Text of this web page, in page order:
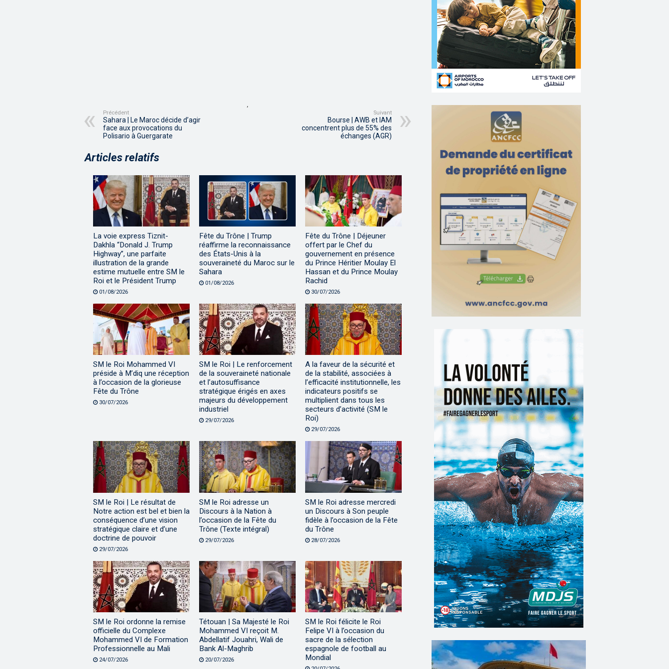
Précédent
Sahara | Le Maroc décide d’agir
face aux provocations du
Polisario à Guergarate
Suivant
Bourse | AWB et IAM
concentrent plus de 55% des
échanges (AGR)
Articles relatifs
La voie express Tiznit-
Dakhla “Donald J. Trump
Highway”, une parfaite
illustration de la grande
estime mutuelle entre SM le
Roi et le Président Trump
01/08/2026
Fête du Trône | Trump
réaffirme la reconnaissance
des États-Unis à la
souveraineté du Maroc sur le
Sahara
01/08/2026
Fête du Trône | Déjeuner
offert par le Chef du
gouvernement en présence
du Prince Héritier Moulay El
Hassan et du Prince Moulay
Rachid
30/07/2026
SM le Roi Mohammed VI
préside à M’diq une réception
à l’occasion de la glorieuse
Fête du Trône
30/07/2026
SM le Roi | Le renforcement
de la souveraineté nationale
et l’autosuffisance
stratégique érigés en axes
majeurs du développement
industriel
29/07/2026
A la faveur de la sécurité et
de la stabilité, associées à
l’efficacité institutionnelle, les
indicateurs positifs se
multiplient dans tous les
secteurs d’activité (SM le
Roi)
29/07/2026
SM le Roi | Le résultat de
Notre action est bel et bien la
conséquence d’une vision
stratégique claire et d’une
doctrine de pouvoir
29/07/2026
SM le Roi adresse un
Discours à la Nation à
l’occasion de la Fête du
Trône (Texte intégral)
29/07/2026
SM le Roi adresse mercredi
un Discours à Son peuple
fidèle à l’occasion de la Fête
du Trône
28/07/2026
SM le Roi ordonne la remise
officielle du Complexe
Mohammed VI de Formation
Professionnelle au Mali
24/07/2026
Tétouan | Sa Majesté le Roi
Mohammed VI reçoit M.
Abdellatif Jouahri, Wali de
Bank Al-Maghrib
20/07/2026
SM le Roi félicite le Roi
Felipe VI à l’occasion du
sacre de la sélection
espagnole de football au
Mondial